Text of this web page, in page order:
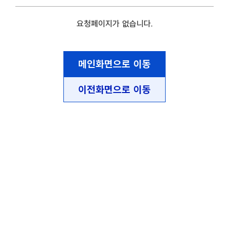
요청페이지가 없습니다.
메인화면으로 이동
이전화면으로 이동